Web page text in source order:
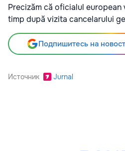
Precizăm că oficialul european
timp după vizita cancelarului
Подпишитесь на
Источник Jurnal